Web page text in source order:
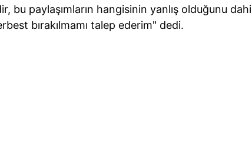
bu paylaşımların hangisinin yanlış olduğunu dahi
bırakılmamı talep ederim" dedi.